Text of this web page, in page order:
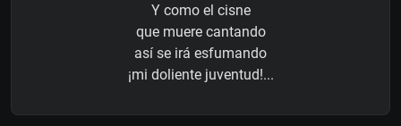
Y como el cisne
que muere cantando
así se irá esfumando
¡mi doliente juventud!...